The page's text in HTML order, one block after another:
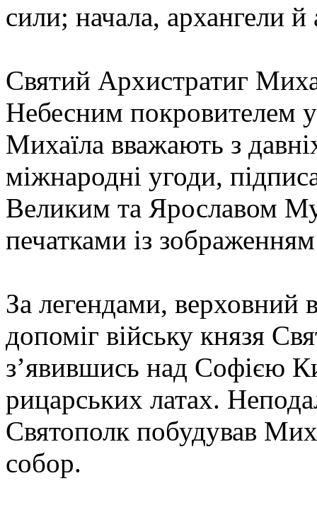
сили; начала, архангели й
Святий Архистратиг
Небесним покровителем
Михаїла вважають з
міжнародні угоди,
Великим та Ярославом
печатками із
За легендами, верховний
допоміг війську князя
з’явившись над Софією
рицарських латах.
Святополк побудував
собор.